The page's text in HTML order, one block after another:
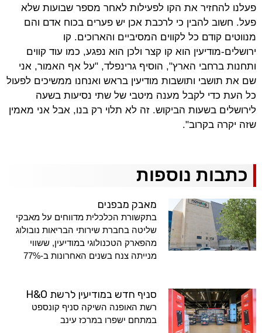
פעלנו להחזיר את הקו לפעילות לאחר מספר שבועות שלא
פעל. חשוב להבין כי לרכבת אכן יש פערים בכוח אדם והם
מנווטים קודם כל לקווים המסיביים והארוכים. קו
ירושלים-מודיעין הוא קו קצר ולכן הוא נפגע, כמו עוד קווים
ותחנות ברחבי הארץ", הוסיף גרינפלד, "על אף האמור, אני
שם את תושבי ותושבות מודיעין בראש ואנחנו ממשיכים לפעול
כל העת כדי לקבל מענה מיטבי של שתי נסיעות בשעה
לירושלים בשעות הביקוש. זה לא תלוי רק בנו, אבל אני מאמין
שזה יקרה בקרוב".
כתבות נוספות
מאבק מבפנים
בתקשורת הכלכלית מדווחים על מאבקי
שליטה בחברת שירותי הבריאות נובולוג
מהפארק הטכנולוגי במודיעין, ששווי
מנייתה צנח בשנים האחרונות ב-77%
סניף חדש במודיעין לרשת H&O
רשת האופנה השיקה סניף קונספט
במתחם ישפרו במרכז עינב